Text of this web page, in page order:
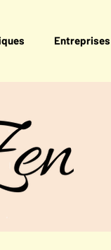
Entreprises